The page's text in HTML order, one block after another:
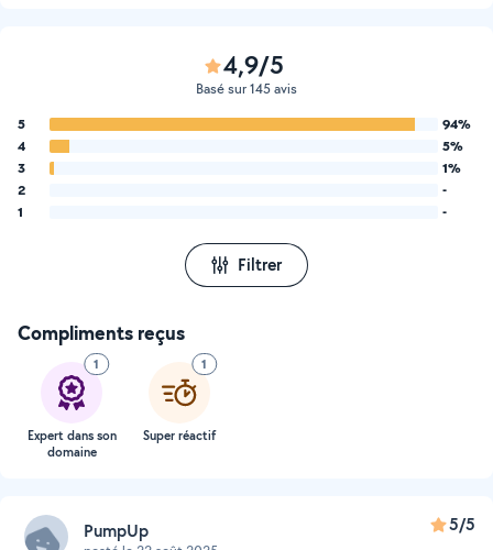
4,9/5
Basé sur 145 avis
5
94%
4
5%
3
1%
2
-
1
-
Filtrer
Compliments reçus
1
Expert dans son
domaine
1
Super réactif
PumpUp 5/5